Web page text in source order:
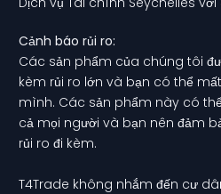
Cảnh báo rủi ro:
Các sản phẩm của chúng tôi
kèm rủi ro lớn và bạn có thể
mình. Các sản phẩm này có
cả mọi người và bạn nên đảm
rủi ro đi kèm.
T4Trade không nhắm đến cư